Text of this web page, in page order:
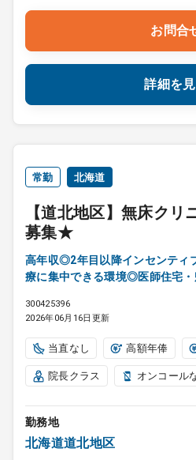
お問合
詳細を
常勤 北海道
【道北地区】無床ク
募集★
高年収◎2年目以降インセンティ
療に集中できる環境◎医師住宅
300425396
2026年06月16日更新
当直なし 高額年俸
院長クラス オンコール
勤務地
北海道道北地区